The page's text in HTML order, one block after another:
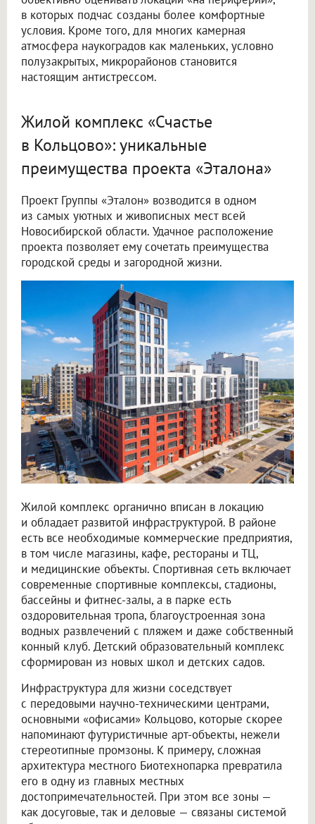
в которых подчас созданы более комфортные
условия. Кроме того, для многих камерная
атмосфера наукоградов как маленьких, условно
полузакрытых, микрорайонов становится
настоящим антистрессом.
Жилой комплекс «Счастье
в Кольцово»: уникальные
преимущества проекта «Эталона»
Проект Группы «Эталон» возводится в одном
из самых уютных и живописных мест всей
Новосибирской области. Удачное расположение
проекта позволяет ему сочетать преимущества
городской среды и загородной жизни.
Жилой комплекс органично вписан в локацию
и обладает развитой инфраструктурой. В районе
есть все необходимые коммерческие предприятия,
в том числе магазины, кафе, рестораны и ТЦ,
и медицинские объекты. Спортивная сеть включает
современные спортивные комплексы, стадионы,
бассейны и фитнес-залы, а в парке есть
оздоровительная тропа, благоустроенная зона
водных развлечений с пляжем и даже собственный
конный клуб. Детский образовательный комплекс
сформирован из новых школ и детских садов.
Инфраструктура для жизни соседствует
с передовыми научно-техническими центрами,
основными «офисами» Кольцово, которые скорее
напоминают футуристичные арт-объекты, нежели
стереотипные промзоны. К примеру, сложная
архитектура местного Биотехнопарка превратила
его в одну из главных местных
достопримечательностей. При этом все зоны —
как досуговые, так и деловые — связаны системой